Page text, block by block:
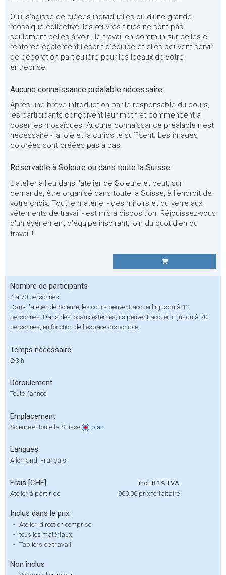
Qu'il s'agisse de pièces individuelles ou d'une grande
mosaïque collective, les œuvres finies ne sont pas
seulement belles à voir ; le travail en commun sur celles-ci
renforce également l'esprit d'équipe et elles peuvent servir
de décoration particulière pour les locaux de votre
entreprise.
Aucune connaissance préalable nécessaire
Après une brève introduction par le responsable du cours,
les participants conçoivent leur motif et commencent à
poser les mosaïques. Aucune connaissance préalable n'est
nécessaire - la joie et la curiosité suffisent. Les images
colorées sont créées pas à pas.
Réservable à Soleure ou dans toute la Suisse
L'atelier a lieu dans l'atelier de Soleure et peut, sur
demande, être organisé dans toute la Suisse, à l'endroit de
votre choix. Tout le matériel - des miroirs et du verre aux
vêtements de travail - est mis à disposition. Réjouissez-vous
d'un événement d'équipe inspirant, loin du quotidien du
travail !
Nombre de participants
4 à 70 personnes
Dans l'atelier de Soleure, les cours peuvent accueillir jusqu'à 12
personnes. Dans des locaux externes, ils peuvent accueillir jusqu'à 70
personnes, en fonction de l'espace disponible.
Temps nécessaire
2-3 h
Déroulement
Toute l'année
Emplacement
Soleure et toute la Suisse plan
Langues
Allemand, Français
Frais [CHF]
incl. 8.1% TVA
Atelier à partir de
900.00 prix forfaitaire
Inclus dans le prix
- Atelier, direction comprise
- tous les matériaux
- Tabliers de travail
Non inclus